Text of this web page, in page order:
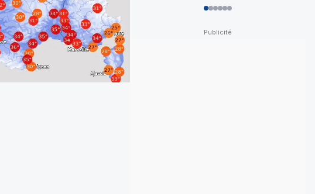
012345